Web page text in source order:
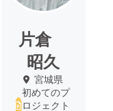
片倉
昭久
宮城県
初めてのプ
ロジェクト